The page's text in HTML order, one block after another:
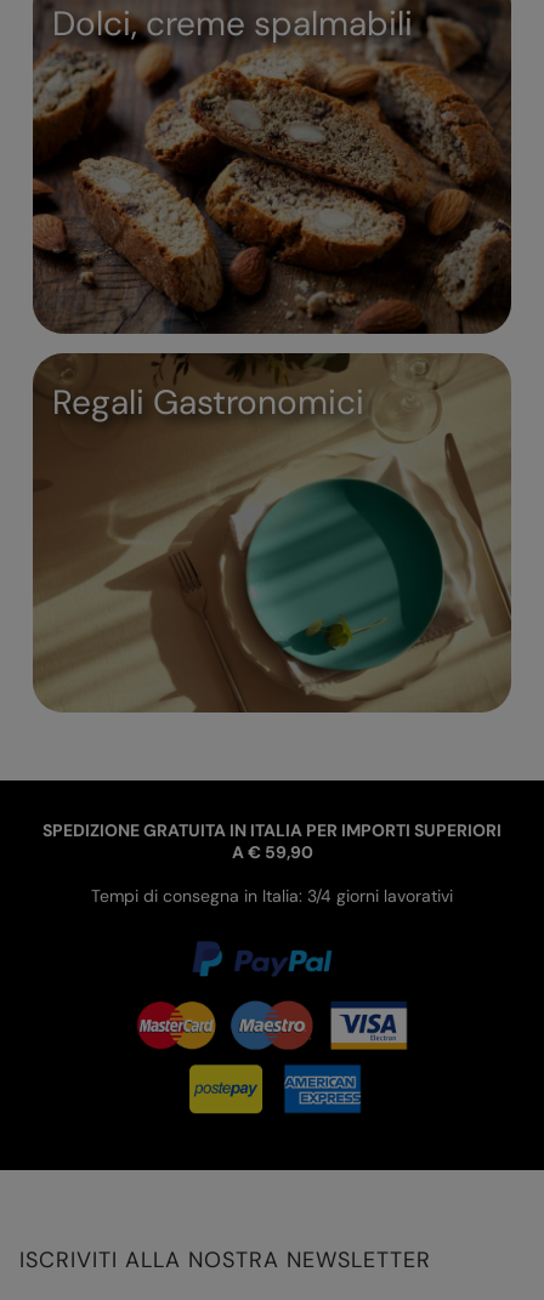
Dolci, creme spalmabili
Regali Gastronomici
SPEDIZIONE GRATUITA IN ITALIA PER IMPORTI SUPERIORI
A € 59,90
Tempi di consegna in Italia: 3/4 giorni lavorativi
ISCRIVITI ALLA NOSTRA NEWSLETTER